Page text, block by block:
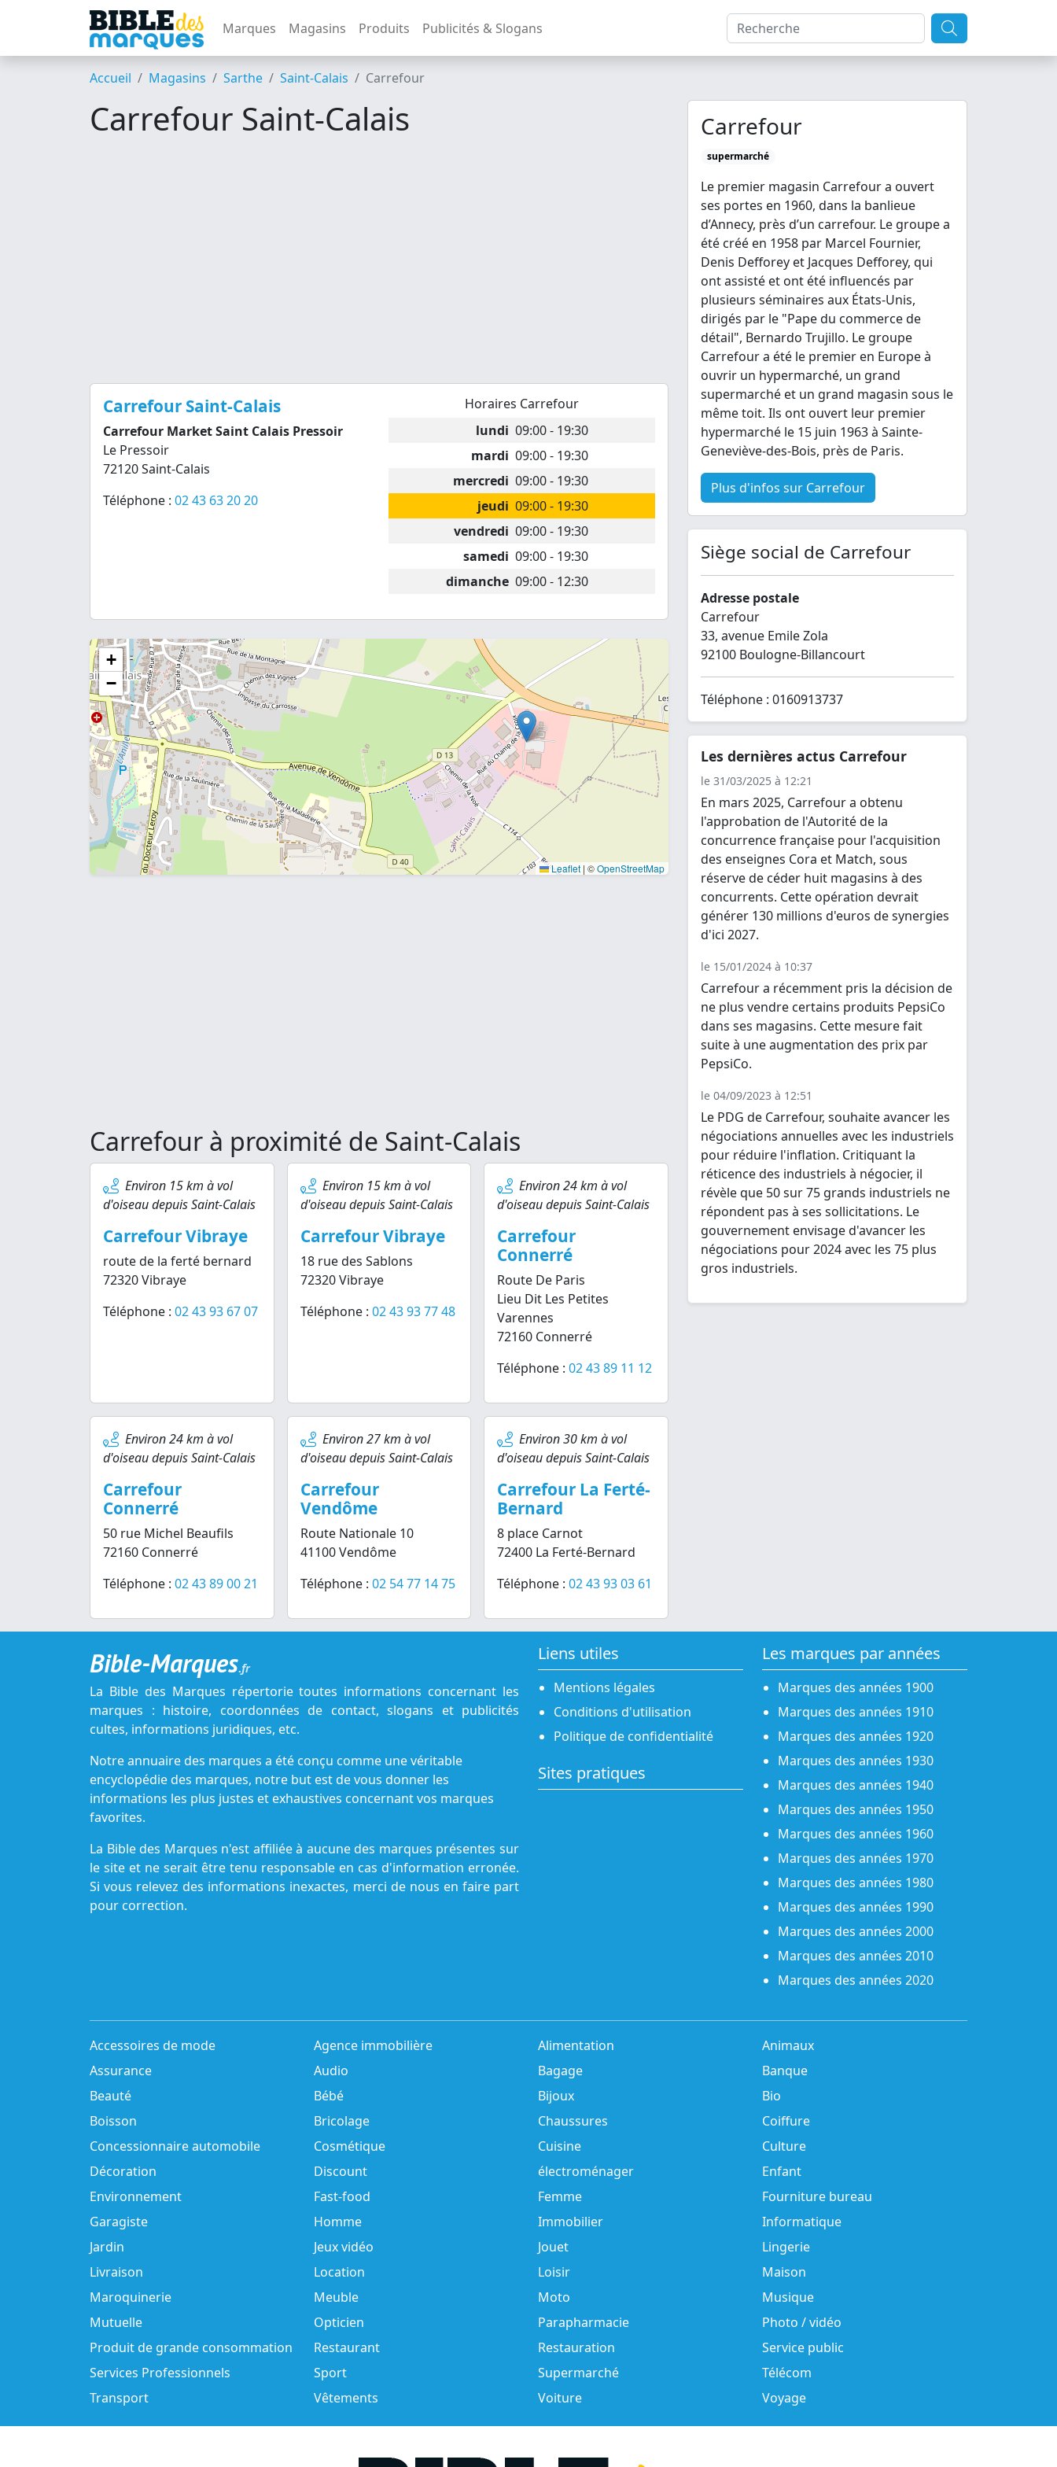
Marques Magasins Produits Publicités & Slogans
Accueil Magasins Sarthe Saint-Calais Carrefour
Carrefour Saint-Calais
Carrefour Saint-Calais
Carrefour Market Saint Calais Pressoir
Le Pressoir
72120 Saint-Calais
Téléphone : 02 43 63 20 20
Horaires Carrefour
lundi 09:00 - 19:30
mardi 09:00 - 19:30
mercredi 09:00 - 19:30
jeudi 09:00 - 19:30
vendredi 09:00 - 19:30
samedi 09:00 - 19:30
dimanche 09:00 - 12:30
+
−
Leaflet | ©OpenStreetMap
Carrefour à proximité de Saint-Calais
Environ 15 km à vol
d'oiseau depuis Saint-Calais
Carrefour Vibraye
route de la ferté bernard
72320 Vibraye
Téléphone : 02 43 93 67 07
Environ 15 km à vol
d'oiseau depuis Saint-Calais
Carrefour Vibraye
18 rue des Sablons
72320 Vibraye
Téléphone : 02 43 93 77 48
Environ 24 km à vol
d'oiseau depuis Saint-Calais
Carrefour
Connerré
Route De Paris
Lieu Dit Les Petites
Varennes
72160 Connerré
Téléphone :02 43 89 11 12
Environ 24 km à vol
d'oiseau depuis Saint-Calais
Carrefour
Connerré
50 rue Michel Beaufils
72160 Connerré
Téléphone : 02 43 89 00 21
Environ 27 km à vol
d'oiseau depuis Saint-Calais
Carrefour
Vendôme
Route Nationale 10
41100 Vendôme
Téléphone : 02 54 77 14 75
Environ 30 km à vol
d'oiseau depuis Saint-Calais
Carrefour La Ferté-
Bernard
8 place Carnot
72400 La Ferté-Bernard
Téléphone :02 43 93 03 61
Carrefour
supermarché
Le premier magasin Carrefour a ouvert
ses portes en 1960, dans la banlieue
d’Annecy, près d’un carrefour. Le groupe a
été créé en 1958 par Marcel Fournier,
Denis Defforey et Jacques Defforey, qui
ont assisté et ont été influencés par
plusieurs séminaires aux États-Unis,
dirigés par le "Pape du commerce de
détail", Bernardo Trujillo. Le groupe
Carrefour a été le premier en Europe à
ouvrir un hypermarché, un grand
supermarché et un grand magasin sous le
même toit. Ils ont ouvert leur premier
hypermarché le 15 juin 1963 à Sainte-
Geneviève-des-Bois, près de Paris.
Plus d'infos sur Carrefour
Siège social de Carrefour
Adresse postale
Carrefour
33, avenue Emile Zola
92100 Boulogne-Billancourt
Téléphone : 0160913737
Les dernières actus Carrefour
le 31/03/2025 à 12:21
En mars 2025, Carrefour a obtenu
l'approbation de l'Autorité de la
concurrence française pour l'acquisition
des enseignes Cora et Match, sous
réserve de céder huit magasins à des
concurrents. Cette opération devrait
générer 130 millions d'euros de synergies
d'ici 2027.
le 15/01/2024 à 10:37
Carrefour a récemment pris la décision de
ne plus vendre certains produits PepsiCo
dans ses magasins. Cette mesure fait
suite à une augmentation des prix par
PepsiCo.
le 04/09/2023 à 12:51
Le PDG de Carrefour, souhaite avancer les
négociations annuelles avec les industriels
pour réduire l'inflation. Critiquant la
réticence des industriels à négocier, il
révèle que 50 sur 75 grands industriels ne
répondent pas à ses sollicitations. Le
gouvernement envisage d'avancer les
négociations pour 2024 avec les 75 plus
gros industriels.
Bible-Marques.fr
La Bible des Marques répertorie toutes informations concernant les
marques : histoire, coordonnées de contact, slogans et publicités
cultes, informations juridiques, etc.
Notre annuaire des marques a été conçu comme une véritable
encyclopédie des marques, notre but est de vous donner les
informations les plus justes et exhaustives concernant vos marques
favorites.
La Bible des Marques n'est affiliée à aucune des marques présentes sur
le site et ne serait être tenu responsable en cas d'information erronée.
Si vous relevez des informations inexactes, merci de nous en faire part
pour correction.
Liens utiles
Mentions légales
Conditions d'utilisation
Politique de confidentialité
Sites pratiques
Les marques par années
Marques des années 1900
Marques des années 1910
Marques des années 1920
Marques des années 1930
Marques des années 1940
Marques des années 1950
Marques des années 1960
Marques des années 1970
Marques des années 1980
Marques des années 1990
Marques des années 2000
Marques des années 2010
Marques des années 2020
Accessoires de mode Agence immobilière Alimentation
Animaux
Assurance
Audio Bagage
Banque
Beauté
Bébé Bijoux
Bio
Boisson
Bricolage Chaussures
Coiffure
Concessionnaire automobile
Cosmétique Cuisine
Culture
Décoration
Discount électroménager
Enfant
Environnement
Fast-food Femme
Fourniture bureau
Garagiste
Homme Immobilier
Informatique
Jardin
Jeux vidéo Jouet
Lingerie
Livraison
Location Loisir
Maison
Maroquinerie
Meuble Moto
Musique
Mutuelle
Opticien Parapharmacie
Photo / vidéo
Produit de grande consommation
Restaurant Restauration
Service public
Services Professionnels
Sport Supermarché
Télécom
Transport
Vêtements Voiture Voyage